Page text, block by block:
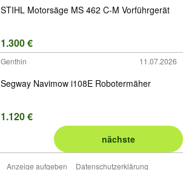
STIHL Motorsäge MS 462 C-M Vorführgerät
1.300 €
Genthin 11.07.2026
Segway Navimow i108E Robotermäher
1.120 €
nächste
Anzeige aufgeben Datenschutzerklärung